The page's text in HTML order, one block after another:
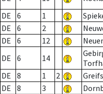
DE
6 1
DE
6 2
DE
6 12
DE
6 14
DE
8 1 2
DE
8 3